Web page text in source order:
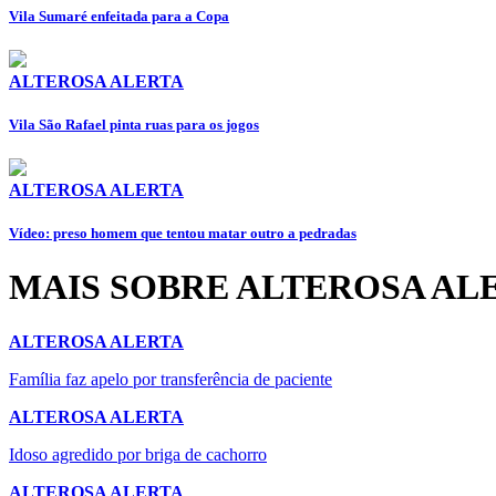
Vila Sumaré enfeitada para a Copa
ALTEROSA ALERTA
Vila São Rafael pinta ruas para os jogos
ALTEROSA ALERTA
Vídeo: preso homem que tentou matar outro a pedradas
MAIS SOBRE ALTEROSA
ALTEROSA ALERTA
Família faz apelo por transferência de paciente
ALTEROSA ALERTA
Idoso agredido por briga de cachorro
ALTEROSA ALERTA